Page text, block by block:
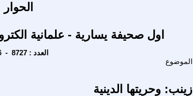
اول صحيفة يسارية - علمانية
Friday - 6/5/2026 - العدد : 8727
الموضوع
زينب: وحريتها الدينية